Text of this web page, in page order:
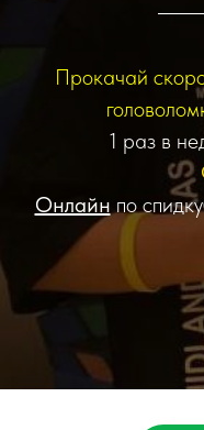
Прокачай
1 раз в
Онлайн по